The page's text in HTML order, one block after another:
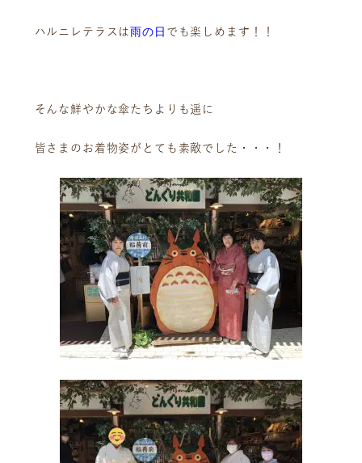
ニュース
ギャラリー
イベント
店舗一覧
コラム
サービス
企業情報
ビジョン
沿革
サステナビリティ
プレスリリース
ハルニレテラスは雨の日 でも楽しめます！！
そんな鮮やかな傘たちよりも遥に
皆さまのお着物姿がとても素敵でした・・・！